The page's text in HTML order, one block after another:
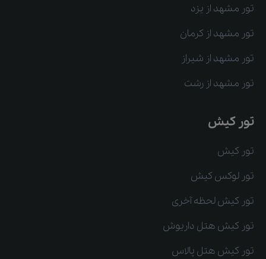
تور مشهد از یزد
تور مشهد از کرمان
تور مشهد از شیراز
تور مشهد از رشت
تور کیش
تور کیش
تور لوکس کیش
تور کیش لحظه آخری
تور کیش هتل داریوش
تور کیش هتل پالاس